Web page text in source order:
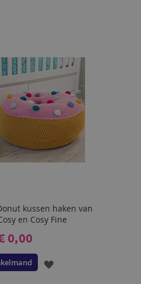
kussen haken van
en Cosy Fine
0,00
VOEG